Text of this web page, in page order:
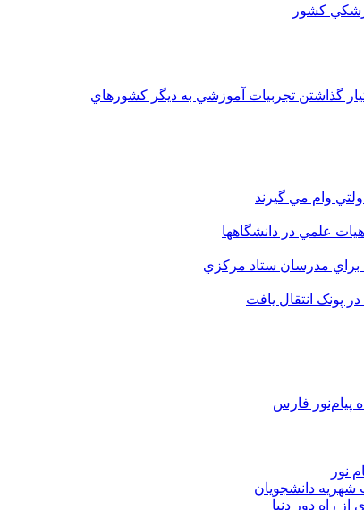
گذاشتن تجربيات آموزشي به ديگر کشورهاي
وام مي گيرند
علمي در دانشگاهها
مدرسان ستاد مرکزي
پونک انتقال يافت
پیام‌نور فارس
نور
شهریه دانشجویان
راه دور دنیا